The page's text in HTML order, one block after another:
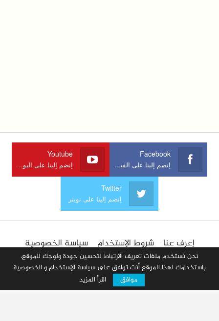
Facebook
اِنضم إلينا على الفيسبوك
Youtube
اِنضم إلينا على اليوتوب
Twitter
اِنضم إلينا على تويتر
اِعرف عنا شروط الإستخدام
سياسة الخصوصية
الإعلان في الموقع
اِتصل بنا أضف مقالا
© 2026 جميع الحقوق محفوظة
نحن نستخدم ملفات تعريف الارتباط لتحسين جودة ولوجك للموقع،
باستخدامك لهذا الموقع أنت توافق على سياسة الإستخداموالخصوصية
موافق
اقرأ المزيد